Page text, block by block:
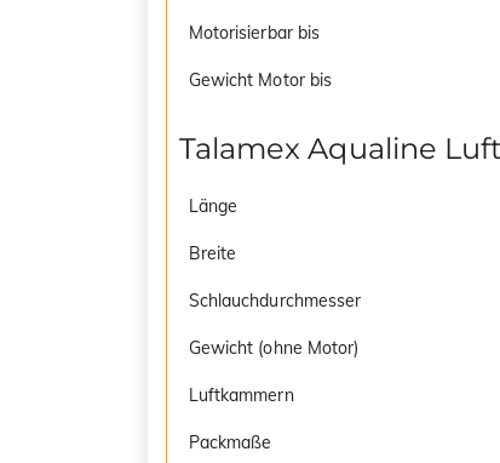
Motorisierbar bis
Gewicht Motor bis
Talamex Aqualine
Länge
Breite
Schlauchdurchmesser
Gewicht (ohne Motor)
Luftkammern
Packmaße